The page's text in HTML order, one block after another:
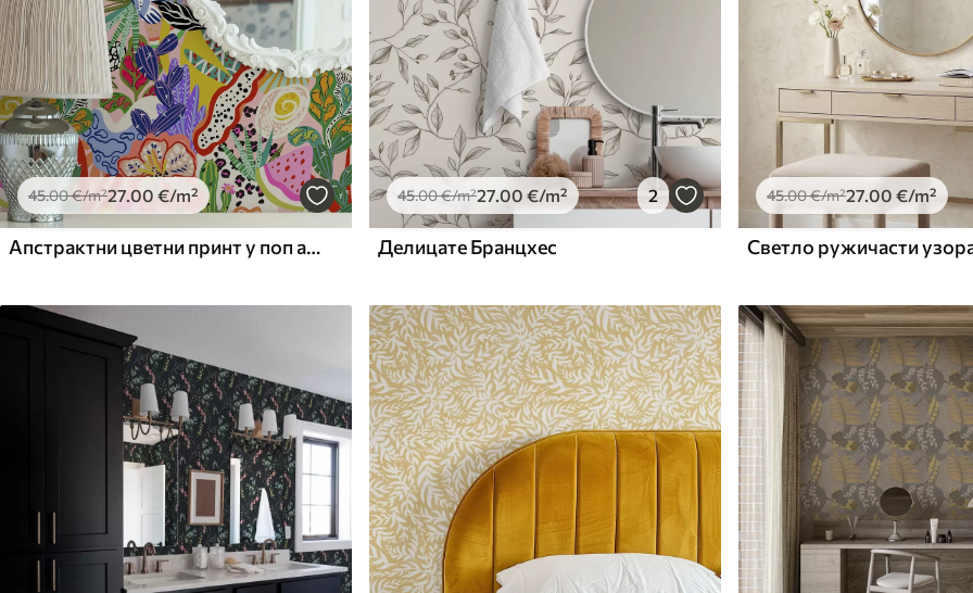
45 .0027.00€/m² .67 .00 €/m² 65
45.00€/m²27.00 €/m²
Апстрактни цветни принт у поп арт стилу
45.00€/m²27.00 €/m² 2
Делицате Бранцхес
45.00€/m²27.00 €/m²